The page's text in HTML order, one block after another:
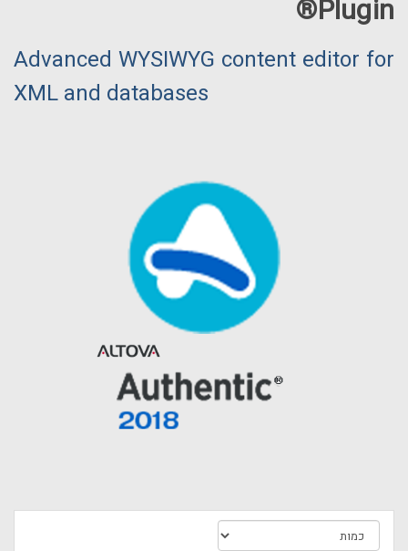
Plugin®
Advanced WYSIWYG content editor for
XML and databases